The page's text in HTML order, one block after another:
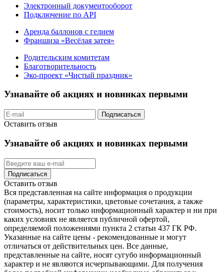
Электронный документооборот
Подключение по API
Аренда баллонов с гелием
Франшиза «Весёлая затея»
Родительским комитетам
Благотворительность
Эко-проект «Чистый праздник»
Узнавайте об акциях и новинках первыми
Подписаться
Оставить отзыв
Узнавайте об акциях и новинках первыми
Подписаться
Оставить отзыв
Вся представленная на сайте информация о продукции
(параметры, характеристики, цветовые сочетания, а также
стоимость), носит только информационный характер и ни при
каких условиях не является публичной офертой,
определяемой положениями пункта 2 статьи 437 ГК РФ.
Указанные на сайте цены - рекомендованные и могут
отличаться от действительных цен. Все данные,
представленные на сайте, носят сугубо информационный
характер и не являются исчерпывающими. Для получения